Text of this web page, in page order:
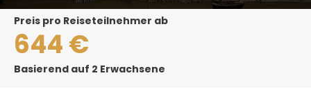
Preis pro Reiseteilnehmer ab
644 €
Basierend auf 2 Erwachsene